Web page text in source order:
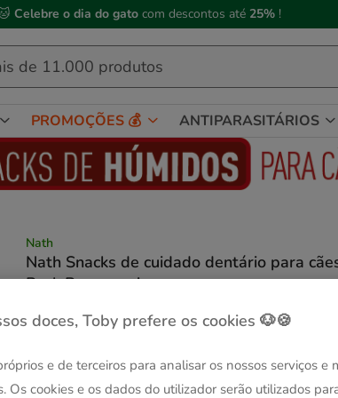
às13h00 e receba a sua encomenda nopróximo dia útil
PROMOÇÕES 💰 ANTIPARASITÁRIOS
Nath
Nath Snacks de cuidado dentário para
Pack Poupança!
150 g
-25% na 2ª un.
4 pacotes x 150 g
Pack Poupança
doces, Toby prefere os cookies 🐶🍪
e de terceiros para analisar os nossos serviços e
Os cookies e os dados do utilizador serão utilizados